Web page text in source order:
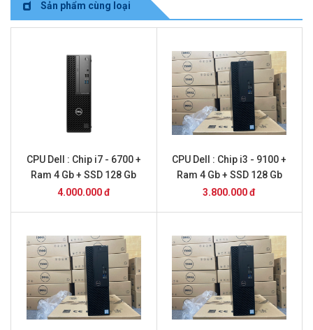
Sản phẩm cùng loại
CPU Dell : Chip i7 - 6700 +
Ram 4 Gb + SSD 128 Gb
4.000.000 đ
CPU Dell : Chip i3 - 9100 +
Ram 4 Gb + SSD 128 Gb
3.800.000 đ